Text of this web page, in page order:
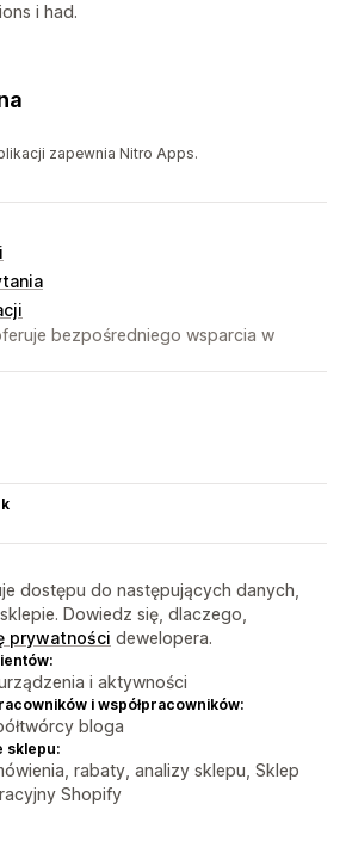
i had.
zapewnia Nitro Apps.
bezpośredniego wsparcia w
dostępu do następujących danych,
Dowiedz się, dlaczego,
prywatności dewelopera.
i aktywności
i współpracowników:
bloga
sklepu:
rabaty, analizy sklepu, Sklep
Shopify